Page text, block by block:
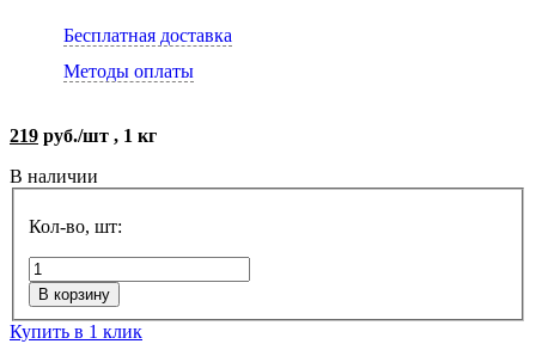
Бесплатная доставка
Методы оплаты
219 руб./шт , 1 кг
В наличии
Кол-во, шт:
В корзину
Купить в 1 клик